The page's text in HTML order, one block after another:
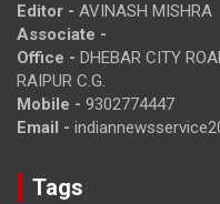
Editor - AVINASH MISHRA
Associate -
Office - DHEBAR CITY
RAIPUR C.G.
Mobile - 9302774447
Email -
Tags